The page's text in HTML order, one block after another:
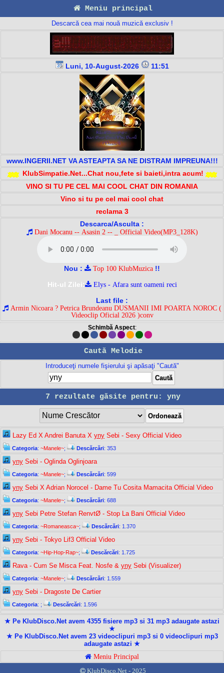
Meniu principal
Descarcă cea mai nouă muzică exclusiv !
Luni, 10-August-2026 11:51
www.INGERII.NET VA ASTEAPTA SA NE DISTRAM IMPREUNA!!!
KlubSimpatie.Net...Chat nou,fete si baieti,intra acum!
VINO SI TU PE CEL MAI COOL CHAT DIN ROMANIA
Vino si tu pe cel mai cool chat
reclama 3
Descarca/Asculta :
Dani Mocanu -- Asasin 2 -- _ Official Video(MP3_128K)
Nou : Top 100 KlubMuzica !!
Hit-ul Zilei:
Elys - Afara sunt oameni reci
Last file :
Armin Nicoara ? Petrica Brundeanu DUSMANII IMI POARTA NOROC (
Videoclip Oficial 2026 )conv
Schimbă Aspect:
Caută Melodie
Introduceţi numele fişierului şi apăsaţi "Caută"
7 rezultate găsite pentru: yny
Lazy Ed X Andrei Banuta X yny Sebi - Sexy Official Video
Categoria: ~Manele~; Descărcări: 353
yny Sebi - Oglinda Oglinjoara
Categoria: ~Manele~; Descărcări: 599
yny Sebi X Adrian Norocel - Dame Tu Cosita Mamacita Official Video
Categoria: ~Manele~; Descărcări: 688
yny Sebi Petre Stefan RenvtØ - Stop La Bani Official Video
Categoria: ~Romaneasca~; Descărcări: 1.370
yny Sebi - Tokyo Lif3 Official Video
Categoria: ~Hip-Hop-Rap~; Descărcări: 1.725
Rava - Cum Se Misca Feat. Nosfe & yny Sebi (Visualizer)
Categoria: ~Manele~; Descărcări: 1.559
yny Sebi - Dragoste De Cartier
Categoria: ; Descărcări: 1.596
★ Pe KlubDisco.Net avem 4355 fisiere mp3 si 31 mp3 adaugate astazi
★
★ Pe KlubDisco.Net avem 23 videoclipuri mp3 si 0 videoclipuri mp3
adaugate astazi ★
Meniu Principal
KlubDisco.Net - 2025